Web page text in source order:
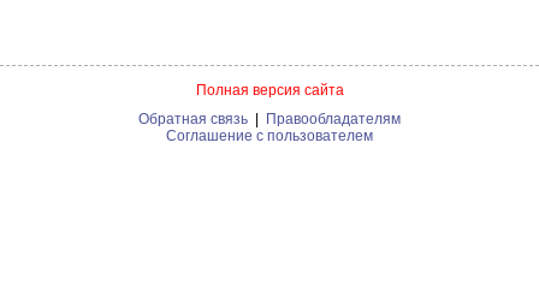
Полная версия сайта
Обратная связь | Правообладателям
Соглашение с пользователем